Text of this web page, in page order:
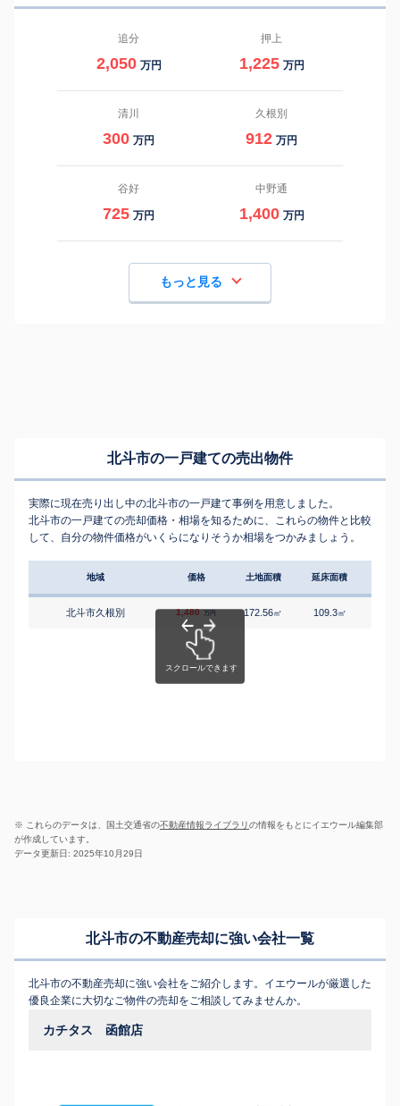
追分
2,050 万円
押上
1,225 万円
清川
300 万円
久根別
912 万円
谷好
725 万円
中野通
1,400 万円
もっと見る
北斗市の一戸建ての売出物件
実際に現在売り出し中の北斗市の一戸建て事例を用意しました。
北斗市の一戸建ての売却価格・相場を知るために、これらの物件と比較
して、自分の物件価格がいくらになりそうか相場をつかみましょう。
地域 価格 土地面積 延床面積
北斗市久根別 1,480 万円 172.56㎡ 109.3㎡
※ これらのデータは、国土交通省の不動産情報ライブラリの情報をもとにイエウール編集部
が作成しています。
データ更新日: 2025年10月29日
北斗市の不動産売却に強い会社一覧
北斗市の不動産売却に強い会社をご紹介します。イエウールが厳選した
優良企業に大切なご物件の売却をご相談してみませんか。
カチタス 函館店